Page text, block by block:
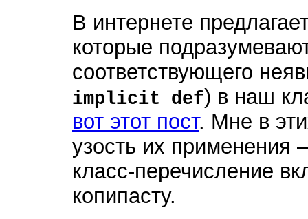
В интернете
которые
соответствующего
implicit def) в наш
вот этот пост. Мне в
узость их применения
класс-перечисление
копипасту.